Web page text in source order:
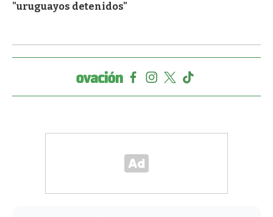
"uruguayos detenidos"